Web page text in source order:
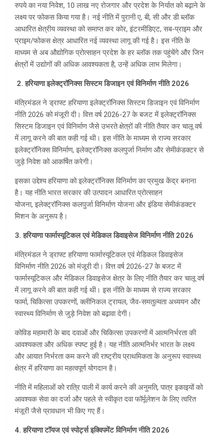
रुपये का नया निवेश, 10 लाख नए रोजगार और प्रदेश के निर्यात को बढ़ाने के
लक्ष्य पर फोकस किया गया है। नई नीति में पुरानी ए, बी, सी और डी ब्लॉक
आधारित क्षेत्रीय व्यवस्था को समाप्त कर कोर, इंटरमीडिएट, सब-प्राइम और
प्राइम/फोकस क्षेत्र आधारित नई व्यवस्था लागू की गई है। इस नीति के
माध्यम से अब औ‌द्योगिक प्रोत्साहन प्रदेश के हर ब्लॉक तक पहुंचेंगे और जिन
क्षेत्रों में उ‌द्योगों की अधिक आवश्यकता है, उन्हें अधिक लाभ मिलेगा।
2. हरियाणाइलेक्ट्रॉनिक्ससिस्टम डिजाइन एवं विनिर्माण नीति 2026
मंत्रिमंडल ने ड्राफ्ट हरियाणा इलेक्ट्रॉनिक्स सिस्टम डिजाइन एवं विनिर्माण
नीति 2026 को मंजूरी दी। वित्त वर्ष 2026-27 के बजट में इलेक्ट्रॉनिक्स
सिस्टम डिजाइन एवं विनिर्माण जैसे उभरते क्षेत्रों की नीति तैयार कर चालू वर्ष
में लागू करने की बात कही गई थी। इस नीति के माध्यम से राज्य सरकार
इलेक्ट्रॉनिक्स विनिर्माण, इलेक्ट्रॉनिक्स कलपुर्जा निर्माण और सेमीकंडक्टर से
जुड़े निवेश को आकर्षित करेगी।
इसका उ‌द्देश्य हरियाणा को इलेक्ट्रॉनिक्स विनिर्माण का प्रमुख केंद्र बनाना
है। यह नीति भारत सरकार की उत्पादन आधारित प्रोत्साहन
योजना, इलेक्ट्रॉनिक्स कलपुर्जा विनिर्माण योजना और इंडिया सेमीकंडक्टर
मिशन के अनुरूप है।
3. हरियाणा फार्मास्यूटिकल एवं मेडिकल डिवाइसेज विनिर्माण नीति 2026
मंत्रिमंडल ने ड्राफ्ट हरियाणा फार्मास्यूटिकल एवं मेडिकल डिवाइसेज
विनिर्माण नीति 2026 को मंजूरी दी। वित्त वर्ष 2026-27 के बजट में
फार्मास्यूटिकल और मेडिकल डिवाइसेज क्षेत्र के लिए नीति तैयार कर चालू वर्ष
में लागू करने की बात कही गई थी। इस नीति के माध्यम से राज्य सरकार
फार्मा, चिकित्सा उपकरणों, क्लीनिकल ट्रायल, जैव-समतुल्यता अध्ययन और
स्वास्थ्य विनिर्माण से जुड़े निवेश को बढ़ावा देगी।
कोविड महामारी के बाद दवाओं और चिकित्सा उपकरणों में आत्मनिर्भरता की
आवश्यकता और अधिक स्पष्ट हुई है। यह नीति आत्मनिर्भर भारत के लक्ष्य
और आयात निर्भरता कम करने की राष्ट्रीय प्राथमिकता के अनुरूप स्वास्थ्य
क्षेत्र में हरियाणा का महत्वपूर्ण योगदान है।
नीति में महिलाओं को रात्रि पाली में कार्य करने की अनुमति, पात्र इकाइयों को
आवश्यक सेवा का दर्जा और पहले से स्वीकृत दवा फॉर्मूलेशन के लिए त्वरित
मंजूरी जैसे प्रावधान भी किए गए हैं।
4. हरियाणा टॉयज एवं स्पोर्ट्स इक्विपमेंट विनिर्माण नीति 2026